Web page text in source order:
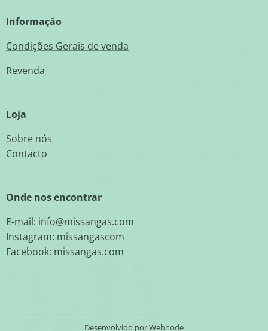
Informação
Condições Gerais de venda
Revenda
Loja
Sobre nós
Contacto
Onde nos encontrar
E-mail: info@missangas.com
Instagram: missangascom
Facebook: missangas.com
Desenvolvido porWebnode